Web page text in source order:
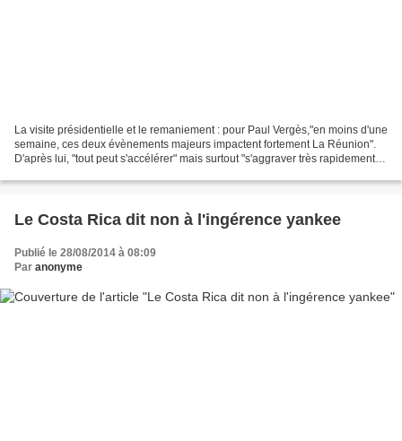
La visite présidentielle et le remaniement : pour Paul Vergès,"en moins d'une
semaine, ces deux évènements majeurs impactent fortement La Réunion".
D'après lui, "tout peut s'accélérer" mais surtout "s'aggraver très rapidement
Le Costa Rica dit non à l'ingérence yankee
Publié le 28/08/2014 à 08:09
Par anonyme